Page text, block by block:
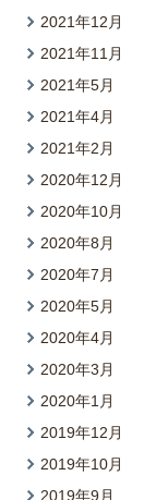
2021年12月
2021年11月
2021年5月
2021年4月
2021年2月
2020年12月
2020年10月
2020年8月
2020年7月
2020年5月
2020年4月
2020年3月
2020年1月
2019年12月
2019年10月
2019年9月